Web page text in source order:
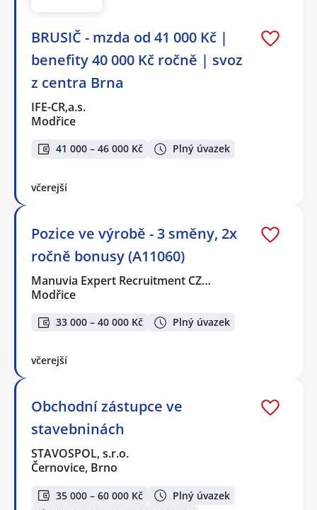
BRUSIČ - mzda od 41 000 Kč |
benefity 40 000 Kč ročně | svoz
z centra Brna
IFE-CR,a.s.
Modřice
41 000 – 46 000 Kč Plný úvazek
včerejší
Pozice ve výrobě - 3 směny, 2x
ročně bonusy (A11060)
Manuvia Expert Recruitment CZ…
Modřice
33 000 – 40 000 Kč Plný úvazek
včerejší
Obchodní zástupce ve
stavebninách
STAVOSPOL, s.r.o.
Černovice, Brno
35 000 – 60 000 Kč
Plný úvazek